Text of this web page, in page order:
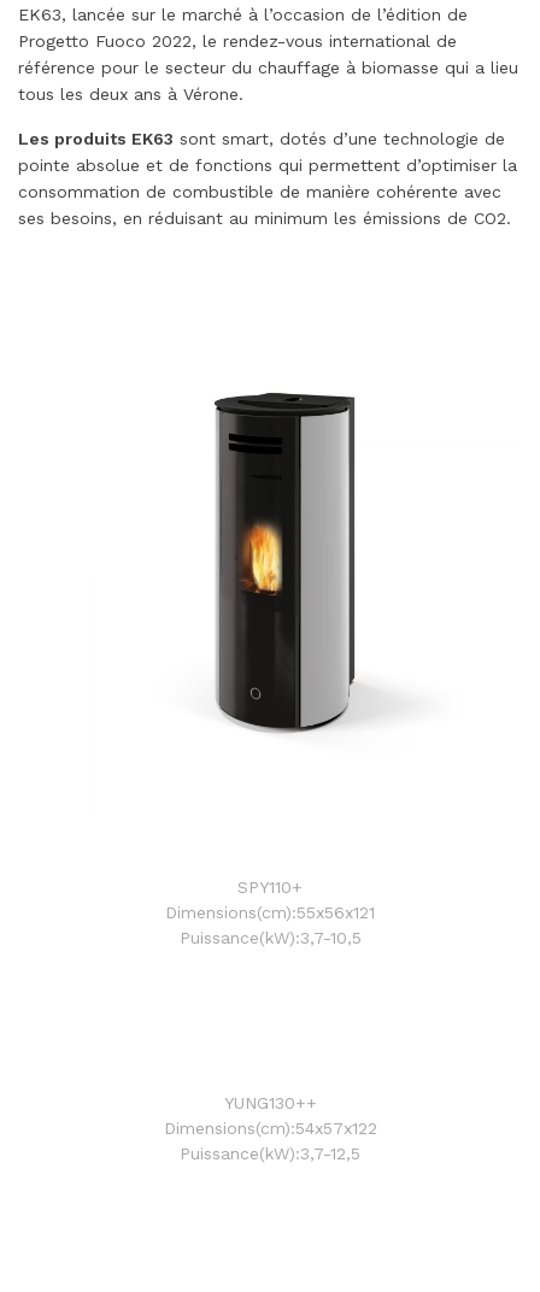
EK63, lancée sur le marché à l’occasion de l’édition de
Progetto Fuoco 2022, le rendez-vous international de
référence pour le secteur du chauffage à biomasse qui a lieu
tous les deux ans à Vérone.
Les produits EK63 sont smart, dotés d’une technologie de
pointe absolue et de fonctions qui permettent d’optimiser la
consommation de combustible de manière cohérente avec
ses besoins, en réduisant au minimum les émissions de CO2.
SPY110+
Dimensions(cm):55x56x121
Puissance(kW):3,7-10,5
YUNG130++
Dimensions(cm):54x57x122
Puissance(kW):3,7-12,5